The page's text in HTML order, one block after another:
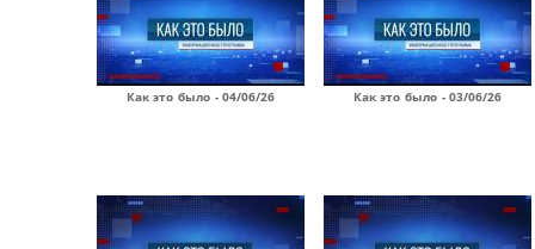
Как это было - 04/06/26 Как это было - 03/06/26